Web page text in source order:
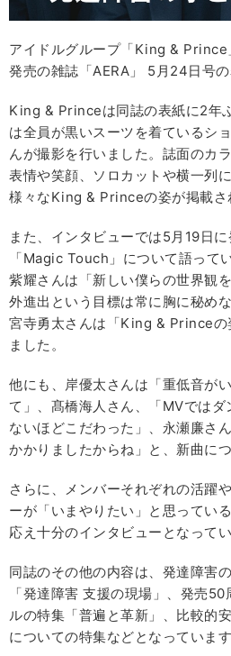
アイドルグループ「King & Prince
発売の雑誌「AERA」 5月24日号
King & Princeは同誌の表紙に2年
は全員が黒いスーツを着ているシ
んが撮影を行いました。誌面のカ
表情や笑顔、ソロカットや横一列
様々なKing & Princeの姿が掲載さ
また、インタビューでは5月19日
「Magic Touch」について語って
紫耀さんは「新しい僕らの世界観
外進出という目標は常に胸に秘め
宮寺勇太さんは「King & Princeの
ました。
他にも、岸優太さんは「重低音が
て」、髙橋海人さん、「MVでは
ないほどこだわった」、永瀬廉さ
かかりましたからね」と、新曲に
さらに、メンバーそれぞれの活躍
ーが「いまやりたい」と思ってい
応え十分のインタビューとなってい
同誌のその他の内容は、発達障害
「発達障害 支援の現場」、発売
ルの特集「普遍と革新」、比較的
についての特集などとなっています